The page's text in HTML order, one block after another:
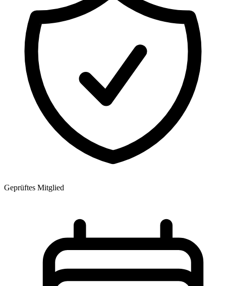
Geprüftes Mitglied